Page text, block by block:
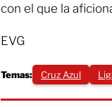
con el que la
EVG
Temas: Cruz Azul